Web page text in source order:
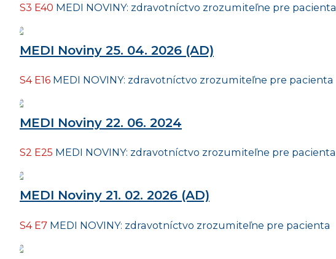
S3 E40 MEDI NOVINY: zdravotníctvo zrozumiteľne pre pacienta
MEDI Noviny 25. 04. 2026 (AD)
S4 E16 MEDI NOVINY: zdravotníctvo zrozumiteľne pre pacienta
MEDI Noviny 22. 06. 2024
S2 E25 MEDI NOVINY: zdravotníctvo zrozumiteľne pre pacienta
MEDI Noviny 21. 02. 2026 (AD)
S4 E7 MEDI NOVINY: zdravotníctvo zrozumiteľne pre pacienta